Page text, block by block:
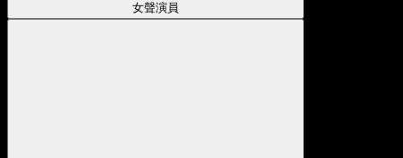
女聲演員